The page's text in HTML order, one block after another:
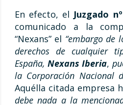
En efecto, el Juzgado
comunicado a la
“Nexans” el “embargo de
derechos de cualquier
España, Nexans Iberia,
la Corporación Nacional
Aquélla citada empresa
debe nada a la